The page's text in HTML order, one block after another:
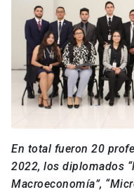
En total fueron 20
2022, los diplomados
Macroeconomía”,